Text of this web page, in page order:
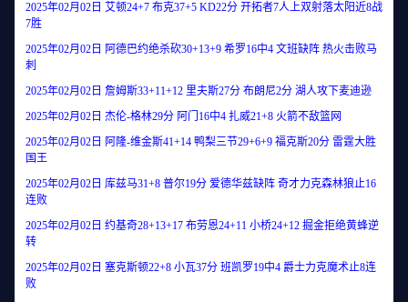
2025年02月02日 艾顿24+7 布克37+5 KD22分 开拓者7人上双射落太阳近8战
7胜
2025年02月02日 阿德巴约绝杀砍30+13+9 希罗16中4 文班缺阵 热火击败马
刺
2025年02月02日 詹姆斯33+11+12 里夫斯27分 布朗尼2分 湖人攻下麦迪逊
2025年02月02日 杰伦-格林29分 阿门16中4 扎威21+8 火箭不敌篮网
2025年02月02日 阿隆-维金斯41+14 鸭梨三节29+6+9 福克斯20分 雷霆大胜
国王
2025年02月02日 库兹马31+8 普尔19分 爱德华兹缺阵 奇才力克森林狼止16
连败
2025年02月02日 约基奇28+13+17 布劳恩24+11 小桥24+12 掘金拒绝黄蜂逆
转
2025年02月02日 塞克斯顿22+8 小瓦37分 班凯罗19中4 爵士力克魔术止8连
败